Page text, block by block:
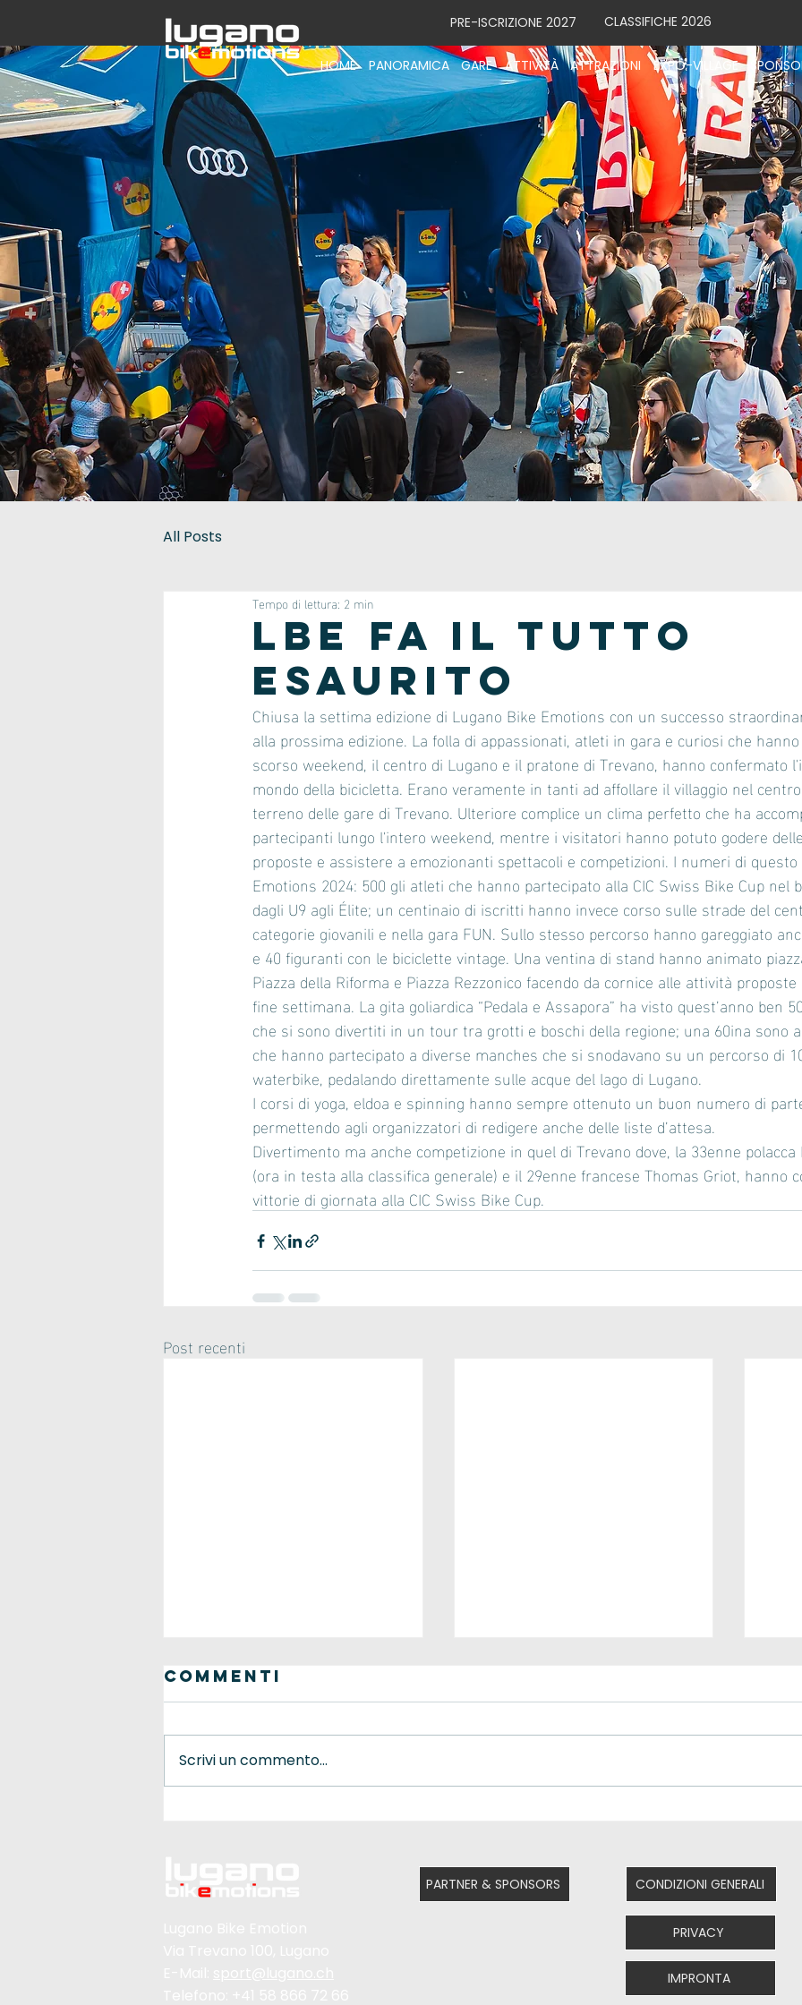
PRE-ISCRIZIONE 2027 CLASSIFICHE 2026
HOME PANORAMICA GARE ATTIVITÀ ATTRAZIONI EXPO-VILLAGE
All Posts
LBE fa il tutto
esaurito
Tempo di lettura: 2 min
Chiusa la settima edizione di Lugano Bike Emotions con un successo
alla prossima edizione. La folla di appassionati, atleti in gara e curiosi che
scorso weekend, il centro di Lugano e il pratone di Trevano, hanno confermato
mondo della bicicletta. Erano veramente in tanti ad affollare il villaggio nel
terreno delle gare di Trevano. Ulteriore complice un clima perfetto che ha
partecipanti lungo l'intero weekend, mentre i visitatori hanno potuto godere
proposte e assistere a emozionanti spettacoli e competizioni. I numeri di
Emotions 2024: 500 gli atleti che hanno partecipato alla CIC Swiss Bike Cup nel
dagli U9 agli Élite; un centinaio di iscritti hanno invece corso sulle strade del
categorie giovanili e nella gara FUN. Sullo stesso percorso hanno gareggiato
e 40 figuranti con le biciclette vintage. Una ventina di stand hanno animato
Piazza della Riforma e Piazza Rezzonico facendo da cornice alle attività
fine settimana. La gita goliardica “Pedala e Assapora” ha visto quest’anno ben
che si sono divertiti in un tour tra grotti e boschi della regione; una 60ina sono
che hanno partecipato a diverse manches che si snodavano su un percorso di
waterbike, pedalando direttamente sulle acque del lago di Lugano.
I corsi di yoga, eldoa e spinning hanno sempre ottenuto un buon numero di
permettendo agli organizzatori di redigere anche delle liste d’attesa.
Divertimento ma anche competizione in quel di Trevano dove, la 33enne polacca
(ora in testa alla classifica generale) e il 29enne francese Thomas Griot, hanno
vittorie di giornata alla CIC Swiss Bike Cup.
Post recenti
Commenti
Scrivi un commento...
PARTNER & SPONSORS CONDIZIONI GENERALI
PRIVACY
IMPRONTA